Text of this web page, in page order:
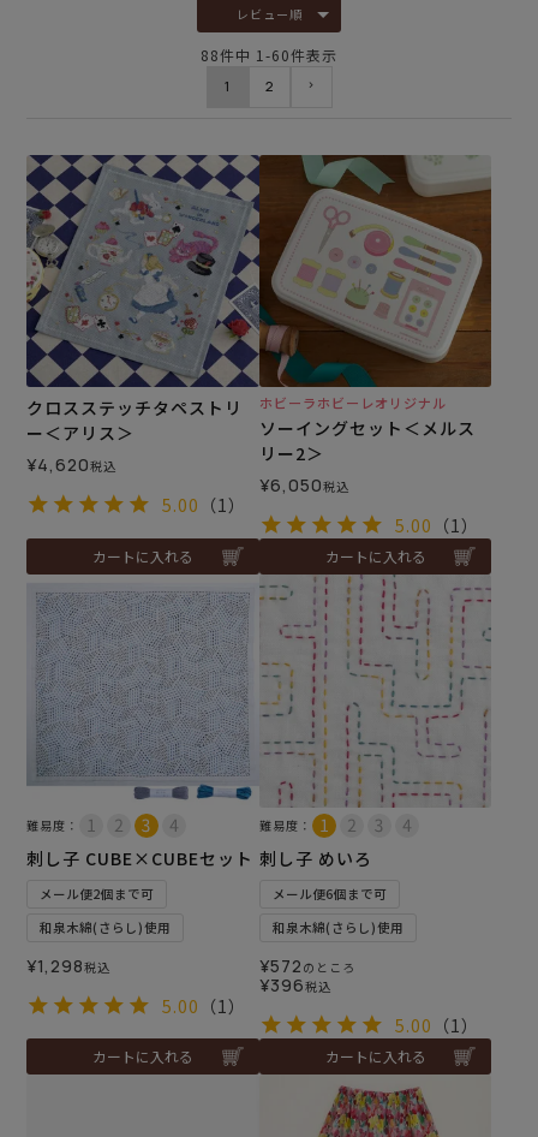
レビュー順
88件中 1 -60件表示
1 2
クロスステッチタペストリ
ー＜アリス＞
¥4,620税込
5.00 （1）
カートに入れる
ホビーラホビーレオリジナル
ソーイングセット＜メルス
リー2＞
¥6,050税込
5.00 （1）
カートに入れる
難易度：
刺し子 CUBE×CUBEセット
メール便2個まで可
和泉木綿(さらし)使用
¥1,298税込
5.00 （1）
カートに入れる
難易度：
刺し子 めいろ
メール便6個まで可
和泉木綿(さらし)使用
¥572 のところ
¥396税込
5.00 （1）
カートに入れる